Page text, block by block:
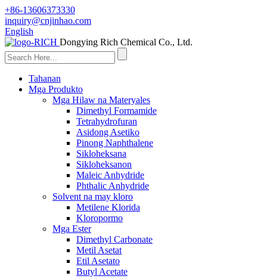
+86-13606373330
inquiry@cnjinhao.com
English
Dongying Rich Chemical Co., Ltd.
Tahanan
Mga Produkto
Mga Hilaw na Materyales
Dimethyl Formamide
Tetrahydrofuran
Asidong Asetiko
Pinong Naphthalene
Sikloheksana
Sikloheksanon
Maleic Anhydride
Phthalic Anhydride
Solvent na may kloro
Metilene Klorida
Kloropormo
Mga Ester
Dimethyl Carbonate
Metil Asetat
Etil Asetato
Butyl Acetate